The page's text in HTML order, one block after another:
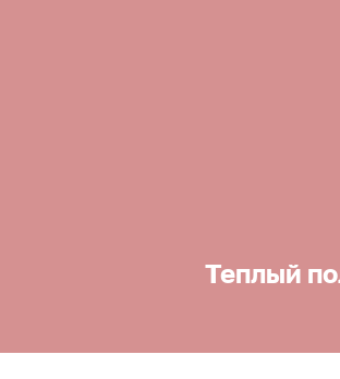
Теплый